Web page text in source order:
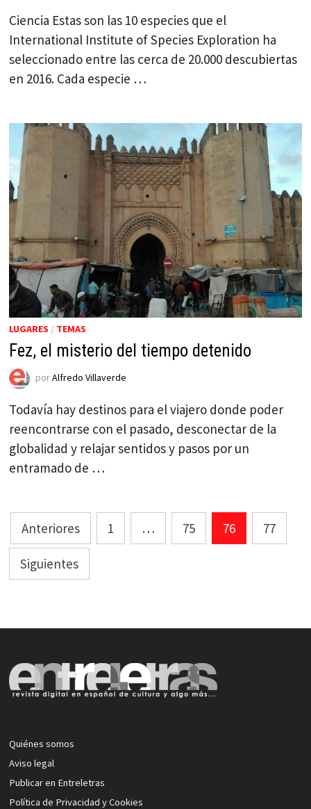
Ciencia Estas son las 10 especies que el
International Institute of Species Exploration ha
seleccionado entre las cerca de 20.000 descubiertas
en 2016. Cada especie …
LUGARES / TEMAS
Fez, el misterio del tiempo detenido
porAlfredo Villaverde
Todavía hay destinos para el viajero donde poder
reencontrarse con el pasado, desconectar de la
globalidad y relajar sentidos y pasos por un
entramado de …
Paginación
de
entradas
Anteriores 1 … 75 76 77
Siguientes
Quiénes somos
Aviso legal
Publicar en Entreletras
Política de Privacidad y Cookies